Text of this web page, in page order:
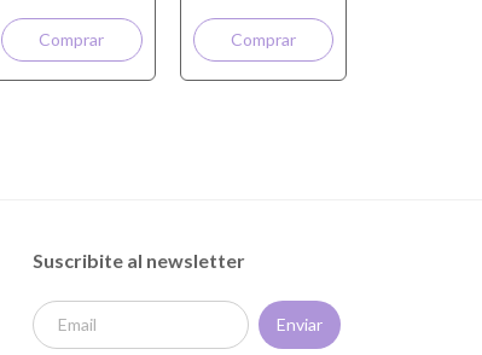
Suscribite al newsletter